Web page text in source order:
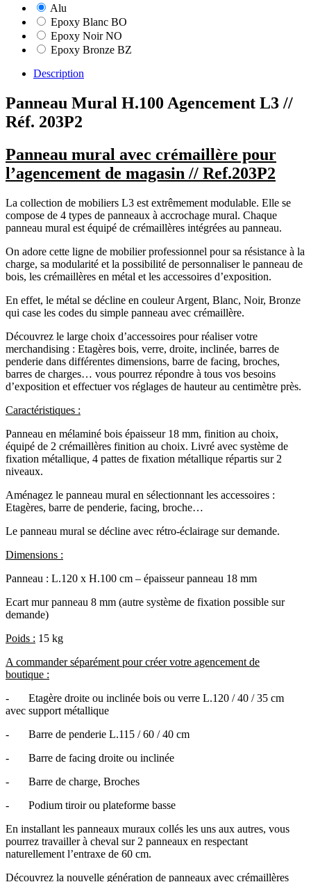
Alu
Epoxy Blanc BO
Epoxy Noir NO
Epoxy Bronze BZ
Description
Panneau Mural H.100 Agencement L3 //
Réf. 203P2
Panneau mural avec crémaillère pour
l’agencement de magasin // Ref.203P2
La collection de mobiliers L3 est extrêmement modulable. Elle se
compose de 4 types de panneaux à accrochage mural. Chaque
panneau mural est équipé de crémaillères intégrées au panneau.
On adore cette ligne de mobilier professionnel pour sa résistance à la
charge, sa modularité et la possibilité de personnaliser le panneau de
bois, les crémaillères en métal et les accessoires d’exposition.
En effet, le métal se décline en couleur Argent, Blanc, Noir, Bronze
qui case les codes du simple panneau avec crémaillère.
Découvrez le large choix d’accessoires pour réaliser votre
merchandising : Etagères bois, verre, droite, inclinée, barres de
penderie dans différentes dimensions, barre de facing, broches,
barres de charges… vous pourrez répondre à tous vos besoins
d’exposition et effectuer vos réglages de hauteur au centimètre près.
Caractéristiques :
Panneau en mélaminé bois épaisseur 18 mm, finition au choix,
équipé de 2 crémaillères finition au choix. Livré avec système de
fixation métallique, 4 pattes de fixation métallique répartis sur 2
niveaux.
Aménagez le panneau mural en sélectionnant les accessoires :
Etagères, barre de penderie, facing, broche…
Le panneau mural se décline avec rétro-éclairage sur demande.
Dimensions :
Panneau : L.120 x H.100 cm – épaisseur panneau 18 mm
Ecart mur panneau 8 mm (autre système de fixation possible sur
demande)
Poids : 15 kg
A commander séparément pour créer votre agencement de
boutique :
-
Etagère droite ou inclinée bois ou verre L.120 / 40 / 35 cm
avec support métallique
-
Barre de penderie L.115 / 60 / 40 cm
-
Barre de facing droite ou inclinée
-
Barre de charge, Broches
-
Podium tiroir ou plateforme basse
En installant les panneaux muraux collés les uns aux autres, vous
pourrez travailler à cheval sur 2 panneaux en respectant
naturellement l’entraxe de 60 cm.
Découvrez la nouvelle génération de panneaux avec crémaillères